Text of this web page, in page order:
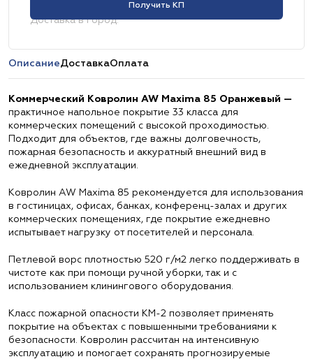
Получить КП
Доставка в город:
ОписаниеДоставкаОплата
Коммерческий Ковролин AW Maxima 85 Оранжевый —
практичное напольное покрытие 33 класса для
коммерческих помещений с высокой проходимостью.
Подходит для объектов, где важны долговечность,
пожарная безопасность и аккуратный внешний вид в
ежедневной эксплуатации.
Ковролин AW Maxima 85 рекомендуется для использования
в гостиницах, офисах, банках, конференц-залах и других
коммерческих помещениях, где покрытие ежедневно
испытывает нагрузку от посетителей и персонала.
Петлевой ворс плотностью 520 г/м2 легко поддерживать в
чистоте как при помощи ручной уборки, так и с
использованием клинингового оборудования.
Класс пожарной опасности КМ-2 позволяет применять
покрытие на объектах с повышенными требованиями к
безопасности. Ковролин рассчитан на интенсивную
эксплуатацию и помогает сохранять прогнозируемые